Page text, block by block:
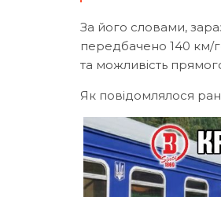
За його словами,
передбачено 140 км/
та можливість
Як повідомлялося